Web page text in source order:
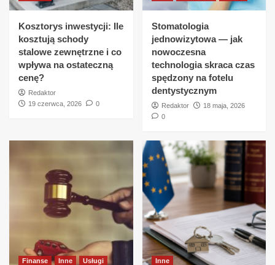
Kosztorys inwestycji: Ile
kosztują schody
stalowe zewnętrzne i co
wpływa na ostateczną
cenę?
Redaktor
19 czerwca, 2026
0
Stomatologia
jednowizytowa — jak
nowoczesna
technologia skraca czas
spędzony na fotelu
dentystycznym
Redaktor
18 maja, 2026
0
Finanse Inne Usługi Inne